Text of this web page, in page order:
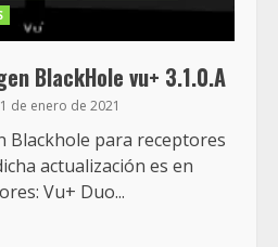
BlackHole vu+ 3.1.0.A
1 de enero de 2021
Blackhole para receptores
actualización es en
Vu+ Duo...